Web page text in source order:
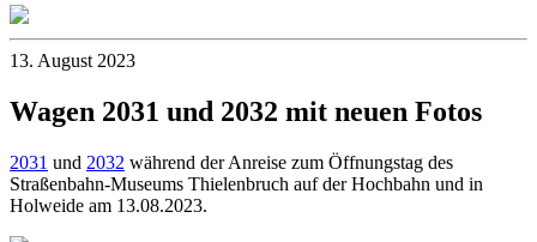
13. August 2023
Wagen 2031 und 2032 mit neuen Fotos
2031 und 2032 während der Anreise zum Öffnungstag des
Straßenbahn-Museums Thielenbruch auf der Hochbahn und in
Holweide am 13.08.2023.